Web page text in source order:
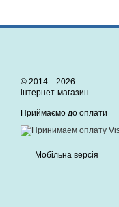
© 2014—2026
інтернет-магазин
Приймаємо до оплати
Мобільна версія